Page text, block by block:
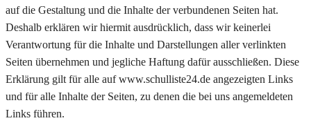
auf die Gestaltung und die Inhalte der verbundenen Seiten hat.
Deshalb erklären wir hiermit ausdrücklich, dass wir keinerlei
Verantwortung für die Inhalte und Darstellungen aller verlinkten
Seiten übernehmen und jegliche Haftung dafür ausschließen. Diese
Erklärung gilt für alle auf www.schulliste24.de angezeigten Links
und für alle Inhalte der Seiten, zu denen die bei uns angemeldeten
Links führen.